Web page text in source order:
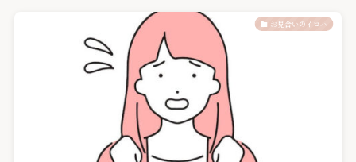
お見合いのイロハ